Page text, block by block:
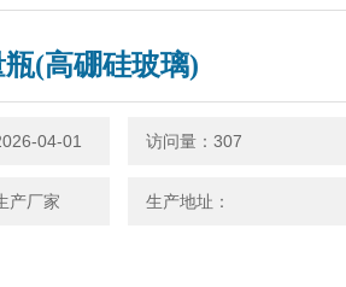
(高硼硅玻璃)
04-01 访问量：307
产厂家 生产地址：